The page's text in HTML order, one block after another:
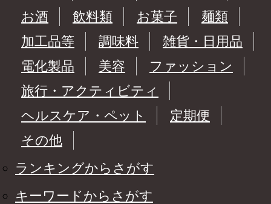
お酒
飲料類 お菓子
麺類
加工品等
調味料
雑貨・日用品
電化製品
美容
ファッション
旅行・アクティビティ
ヘルスケア・ペット
定期便
その他
ランキングからさがす
キーワードからさがす